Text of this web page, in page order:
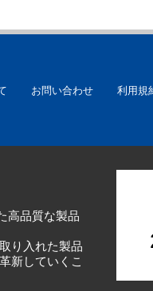
お問い合わせ 利用規
高品質な製品
り入れた製品
新していくこ